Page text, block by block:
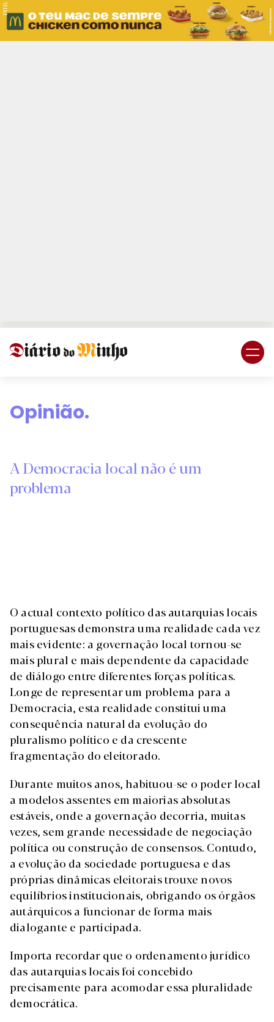
PUB.
Opinião.
A Democracia local não é um
problema
O actual contexto político das autarquias locais
portuguesas demonstra uma realidade cada vez
mais evidente: a governação local tornou-se
mais plural e mais dependente da capacidade
de diálogo entre diferentes forças políticas.
Longe de representar um problema para a
Democracia, esta realidade constitui uma
consequência natural da evolução do
pluralismo político e da crescente
fragmentação do eleitorado.
Durante muitos anos, habituou-se o poder local
a modelos assentes em maiorias absolutas
estáveis, onde a governação decorria, muitas
vezes, sem grande necessidade de negociação
política ou construção de consensos. Contudo,
a evolução da sociedade portuguesa e das
próprias dinâmicas eleitorais trouxe novos
equilíbrios institucionais, obrigando os órgãos
autárquicos a funcionar de forma mais
dialogante e participada.
Importa recordar que o ordenamento jurídico
das autarquias locais foi concebido
precisamente para acomodar essa pluralidade
democrática.